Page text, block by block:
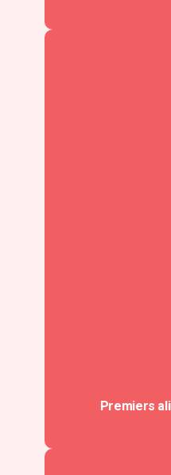
Premiers